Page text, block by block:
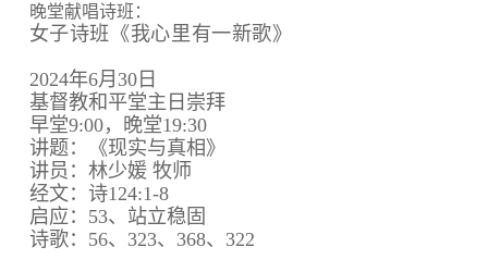
晚堂献唱诗班：
女子诗班《我心里有一新歌》
2024年6月30日
基督教和平堂主日崇拜
早堂9:00，晚堂19:30
讲题：《现实与真相》
讲员：林少媛 牧师
经文：诗124:1-8
启应：53、站立稳固
诗歌：56、323、368、322